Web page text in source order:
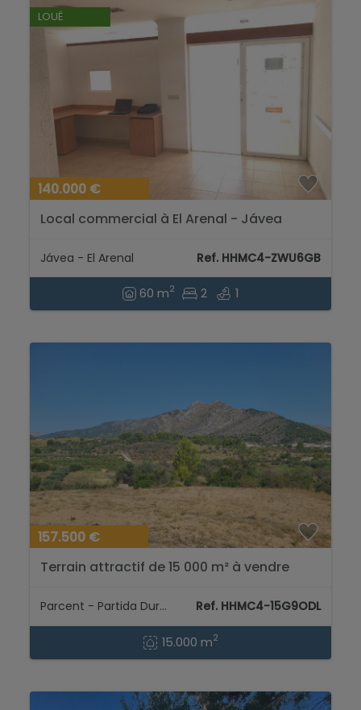
LOUÉ
140.000 €
Local commercial à El Arenal - Jávea
Jávea - El Arenal Ref. HHMC4-ZWU6GB
60 m2 2 1
157.500 €
Terrain attractif de 15 000 m² à vendre
Parcent - Partida Durmais Ref. HHMC4-15G9ODL
15.000 m2